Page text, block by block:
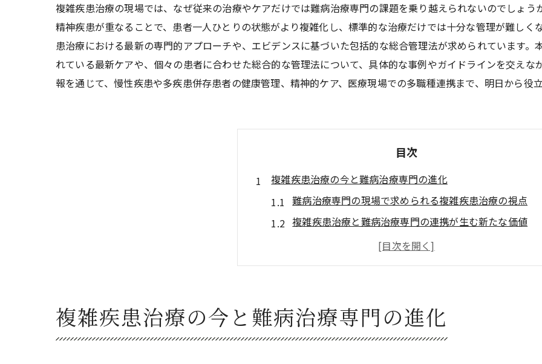
複雑疾患治療の現場では、なぜ従来の治療やケアだけでは難病治療専門の課題を乗り越えられないのでしょう
精神疾患が重なることで、患者一人ひとりの状態がより複雑化し、標準的な治療だけでは十分な管理が難しく
患治療における最新の専門的アプローチや、エビデンスに基づいた包括的な総合管理法が求められています。
れている最新ケアや、個々の患者に合わせた総合的な管理法について、具体的な事例やガイドラインを交えな
報を通じて、慢性疾患や多疾患併存患者の健康管理、精神的ケア、医療現場での多職種連携まで、明日から役
目次
複雑疾患治療の今と難病治療専門の進化
難病治療専門の現場で求められる複雑疾患治療の視点
複雑疾患治療と難病治療専門の連携が生む新たな価値
患者ごとの複雑疾患治療で重視される難病治療専門の役割
最新の難病治療専門アプローチが複雑疾患治療に与える
多疾患併存患者に学ぶ総合的な健康管理
多疾患併存患者のケアにおける難病治療専門の重要性
複雑疾患治療の今と難病治療専門の進化